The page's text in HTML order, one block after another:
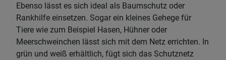
Ebenso lässt es sich ideal als Baumschutz oder
Rankhilfe einsetzen. Sogar ein kleines Gehege für
Tiere wie zum Beispiel Hasen, Hühner oder
Meerschweinchen lässt sich mit dem Netz errichten. In
grün und weiß erhältlich, fügt sich das Schutznetz